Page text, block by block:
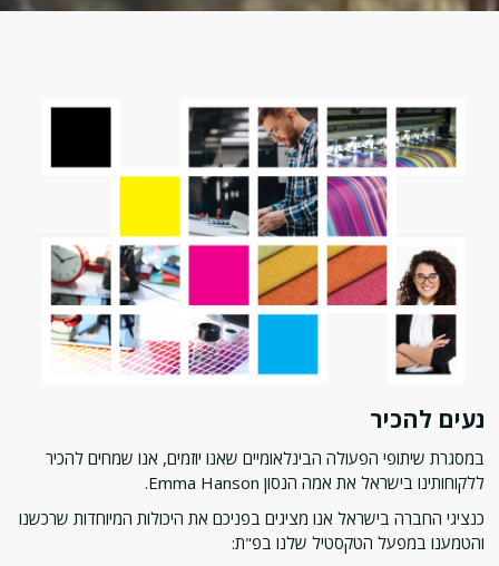
נעים להכיר
במסגרת שיתופי הפעולה הבינלאומיים שאנו יוזמים, אנו שמחים להכיר
ללקוחותינו בישראל את אמה הנסון Emma Hanson.
כנציגי החברה בישראל אנו מציגים בפניכם את היכולות המיוחדות שרכשנו
והטמענו במפעל הטקסטיל שלנו בפ"ת: